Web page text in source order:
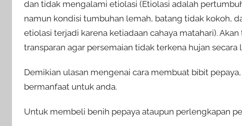
dan tidak mengalami etiolasi (Etiolasi adalah
namun kondisi tumbuhan lemah, batang tidak kokoh,
etiolasi terjadi karena ketiadaan cahaya matahari).
transparan agar persemaian tidak terkena hujan secara
Demikian ulasan mengenai cara membuat bibit
bermanfaat untuk anda.
Untuk membeli benih pepaya ataupun perlengkapan